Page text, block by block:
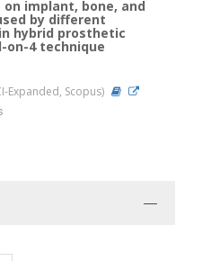
implant, bone, and
by different
hybrid prosthetic
4 technique
Expanded, Scopus)